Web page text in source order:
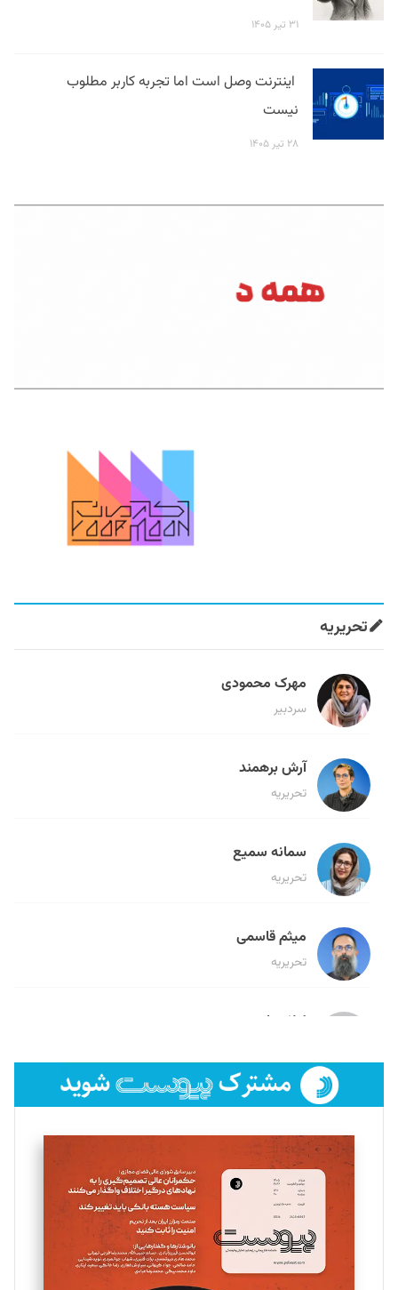
۳۱ تیر ۱۴۰۵
اینترنت وصل است اما تجربه کاربر مطلوب
نیست
۲۸ تیر ۱۴۰۵
تحریریه
مهرک محمودی
سردبیر
آرش برهمند
تحریریه
سمانه سمیع
تحریریه
میثم قاسمی
تحریریه
لیلا حنارود
فائزه فتحی رستمی
تحریریه
سروش کرمیان
تحریریه
مینا پاکدل